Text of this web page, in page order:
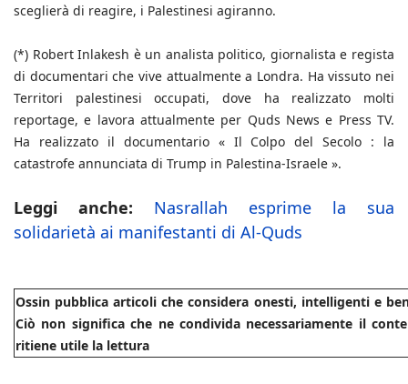
sceglierà di reagire, i Palestinesi agiranno.
(*) Robert Inlakesh è un analista politico, giornalista e regista
di documentari che vive attualmente a Londra. Ha vissuto nei
Territori palestinesi occupati, dove ha realizzato molti
reportage, e lavora attualmente per Quds News e Press TV.
Ha realizzato il documentario « Il Colpo del Secolo : la
catastrofe annunciata di Trump in Palestina-Israele ».
Leggi anche: Nasrallah esprime la sua
solidarietà ai manifestanti di Al-Quds
Ossin pubblica articoli che considera onesti, intelligenti e
Ciò non significa che ne condivida necessariamente il
ritiene utile la lettura